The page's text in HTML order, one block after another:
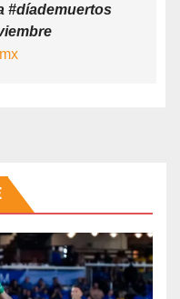
#díademuertos